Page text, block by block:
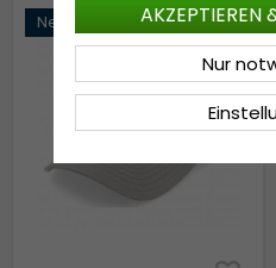
Neuheit
Nur
AKZEPTIEREN